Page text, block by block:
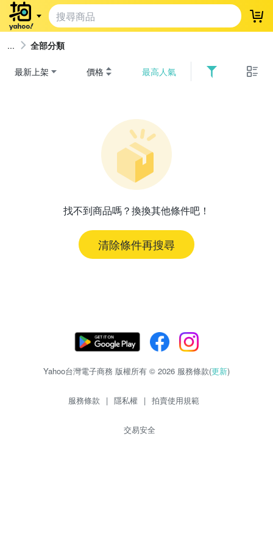
登
全部分類
最新上架 價格 最高人氣
找不到商品嗎？換換其他條件吧！
清除條件再搜尋
Yahoo台灣電子商務 版權所有 © 2026 服務條款(更新)
服務條款 | 隱私權 | 拍賣使用規範
交易安全